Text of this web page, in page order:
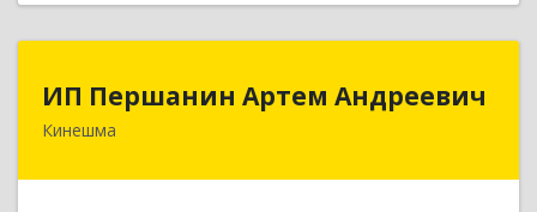
ИП Першанин Артем Андреевич
Кинешма